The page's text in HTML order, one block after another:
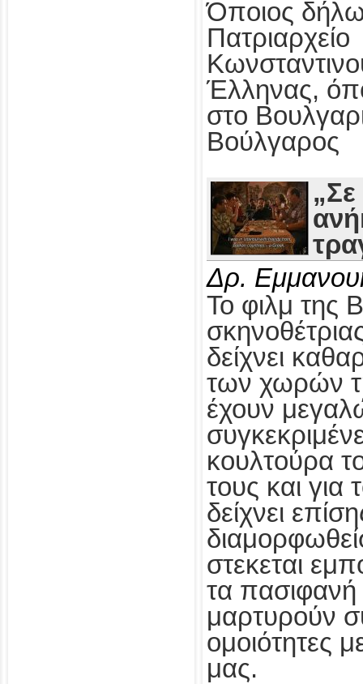
Όποιος
Πατριαρχείο
Έλληνας,
στο
Βούλγαρος
Δρ.
Το φιλμ της
δείχνει
των χωρών
έχουν
κουλτούρα
τους και
δείχνει
στεκεται
τα πασιφανή
μαρτυρούν
ομοιότητες
μας.